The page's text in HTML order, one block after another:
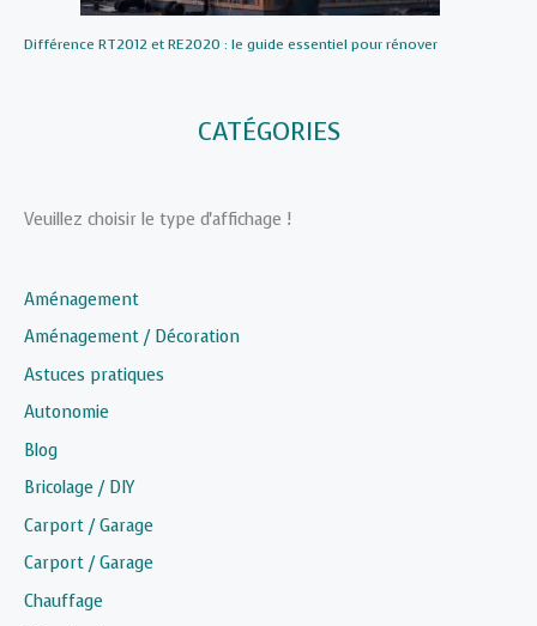
Différence RT2012 et RE2020 : le guide essentiel pour rénover
CATÉGORIES
Veuillez choisir le type d'affichage !
Aménagement
Aménagement / Décoration
Astuces pratiques
Autonomie
Blog
Bricolage / DIY
Carport / Garage
Carport / Garage
Chauffage